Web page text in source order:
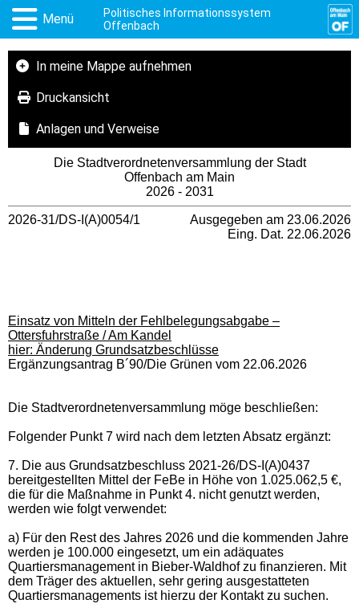
Menü
Politisches Informationssystem
Offenbach
In meine Mappe aufnehmen
Druckansicht
Anlagen und Verweise
Die Stadtverordnetenversammlung der Stadt
Offenbach am Main
2026 - 2031
2026-31/DS-I(A)0054/1
Ausgegeben am 23.06.2026
Eing. Dat. 22.06.2026
Einsatz von Mitteln der Fehlbelegungsabgabe –
Ottersfuhrstraße / Am Kandel
hier: Änderung Grundsatzbeschlüsse
Ergänzungsantrag B´90/Die Grünen vom 22.06.2026
Die Stadtverordnetenversammlung möge beschließen:
Folgender Punkt 7 wird nach dem letzten Absatz ergänzt:
7. Die aus Grundsatzbeschluss 2021-26/DS-I(A)0437
bereitgestellten Mittel der FeBe in Höhe von 1.025.062,5 €,
die für die Maßnahme in Punkt 4. nicht genutzt werden,
werden wie folgt verwendet:
a) Für den Rest des Jahres 2026 und die kommenden Jahre
werden je 100.000 eingesetzt, um ein adäquates
Quartiersmanagement in Bieber-Waldhof zu finanzieren. Mit
dem Träger des aktuellen, sehr gering ausgestatteten
Quartiersmanagements ist hierzu der Kontakt zu suchen.